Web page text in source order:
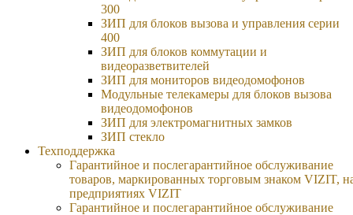
300
ЗИП для блоков вызова и управления серии
400
ЗИП для блоков коммутации и
видеоразветвителей
ЗИП для мониторов видеодомофонов
Модульные телекамеры для блоков вызова
видеодомофонов
ЗИП для электромагнитных замков
ЗИП стекло
Техподдержка
Гарантийное и послегарантийное обслуживание
товаров, маркированных торговым знаком VIZIT,
предприятиях VIZIT
Гарантийное и послегарантийное обслуживание